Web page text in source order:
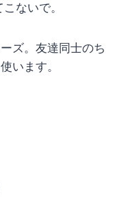
ないで。
ズ。友達同士のち
います。